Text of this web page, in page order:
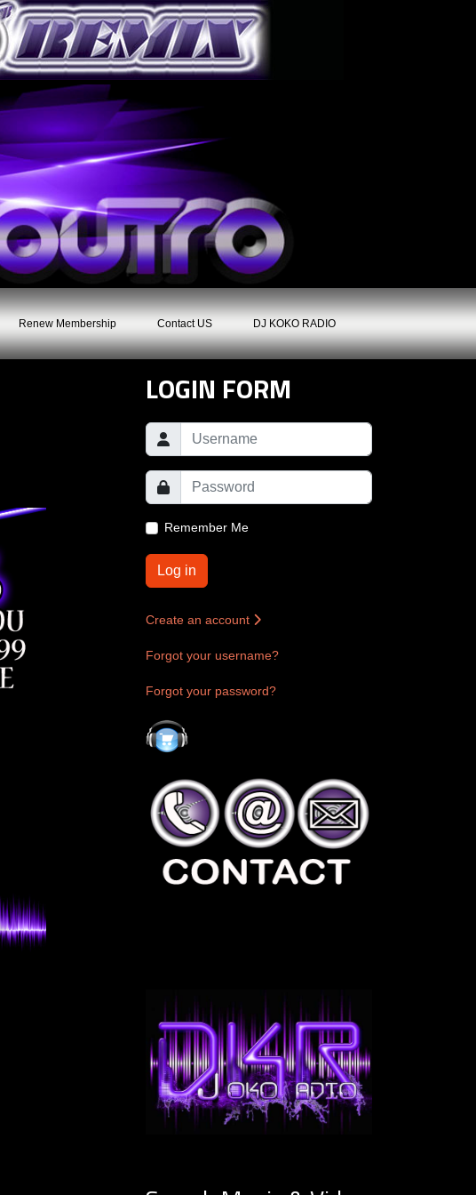
Renew Membership Contact US DJ KOKO RADIO
LOGIN FORM
Remember Me
Log in
Create an account
Forgot your username?
Forgot your password?